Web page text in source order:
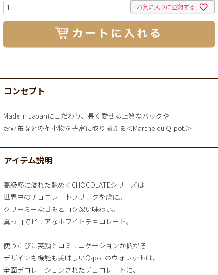
お気に入りに登録する
コンセプト
Made in Japanにこだわり、長く愛せる上質なバッグや
お財布などの革小物を豊富に取り揃える＜Marche du Q-pot.＞
アイテム説明
高級感に溢れた艶めくCHOCOLATEシリーズは
世界中のチョコレートフリークを虜に。
クリーミーな甘みとコク深い味わい。
真っ白でピュアなホワイトチョコレート。
使うたびに笑顔とコミュニケーションが拡がる
デザインも機能も美味しいQ-pot.のウォレットは、
全面デコレーションされたチョコレートに、